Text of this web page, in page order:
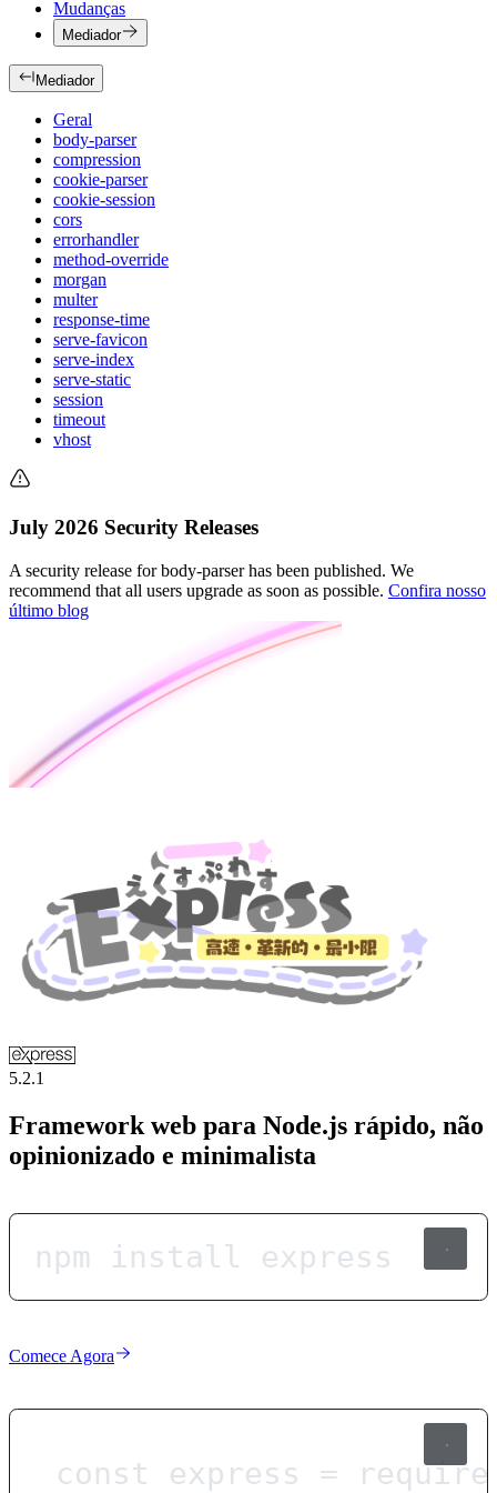
Mudanças
Mediador
Mediador
Geral
body-parser
compression
cookie-parser
cookie-session
cors
errorhandler
method-override
morgan
multer
response-time
serve-favicon
serve-index
serve-static
session
timeout
vhost
July 2026 Security Releases
A security release for body-parser has been published. We
recommend that all users upgrade as soon as possible. Confira nosso
último blog
5.2.1
Framework web para Node.js rápido, não
opinionizado e minimalista
npm install express
Comece Agora
const express = require